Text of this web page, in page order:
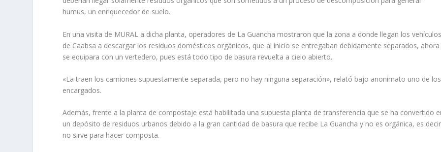
humus, un enriquecedor de suelo.
En una visita de MURAL a dicha planta, operadores de La Guancha mostraron que la zona a donde llegan los
de Caabsa a descargar los residuos domésticos orgánicos, que al inicio se entregaban debidamente separados, ahora
se equipara con un vertedero, pues está todo tipo de basura revuelta a cielo abierto.
«La traen los camiones supuestamente separada, pero no hay ninguna separación», relató bajo anonimato uno de los
encargados.
Además, frente a la planta de compostaje está habilitada una supuesta planta de transferencia que se ha convertido
un depósito de residuos urbanos debido a la gran cantidad de basura que recibe La Guancha y no es orgánica, es
no sirve para hacer composta.